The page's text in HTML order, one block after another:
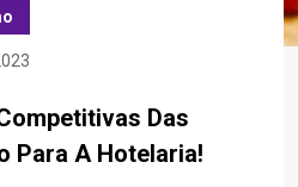
Das
Para A Hotelaria!